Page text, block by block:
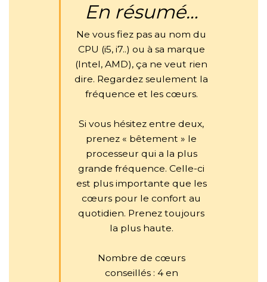
En résumé…
Ne vous fiez pas au nom du
CPU (i5, i7..) ou à sa marque
(Intel, AMD), ça ne veut rien
dire. Regardez seulement la
fréquence et les cœurs.
Si vous hésitez entre deux,
prenez « bêtement » le
processeur qui a la plus
grande fréquence. Celle-ci
est plus importante que les
cœurs pour le confort au
quotidien. Prenez toujours
la plus haute.
Nombre de cœurs
conseillés : 4 en